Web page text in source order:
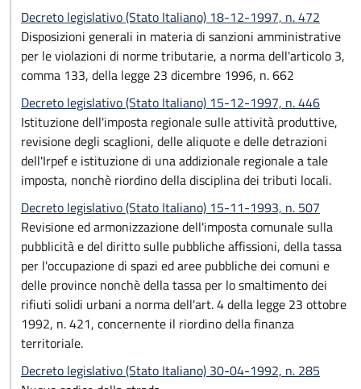
Decreto legislativo (Stato Italiano) 18-12-1997, n. 472
Disposizioni generali in materia di sanzioni amministrative
per le violazioni di norme tributarie, a norma dell'articolo 3,
comma 133, della legge 23 dicembre 1996, n. 662
Decreto legislativo (Stato Italiano) 15-12-1997, n. 446
Istituzione dell'imposta regionale sulle attività produttive,
revisione degli scaglioni, delle aliquote e delle detrazioni
dell'Irpef e istituzione di una addizionale regionale a tale
imposta, nonchè riordino della disciplina dei tributi locali.
Decreto legislativo (Stato Italiano) 15-11-1993, n. 507
Revisione ed armonizzazione dell'imposta comunale sulla
pubblicità e del diritto sulle pubbliche affissioni, della tassa
per l'occupazione di spazi ed aree pubbliche dei comuni e
delle province nonchè della tassa per lo smaltimento dei
rifiuti solidi urbani a norma dell'art. 4 della legge 23 ottobre
1992, n. 421, concernente il riordino della finanza
territoriale.
Decreto legislativo (Stato Italiano) 30-04-1992, n. 285